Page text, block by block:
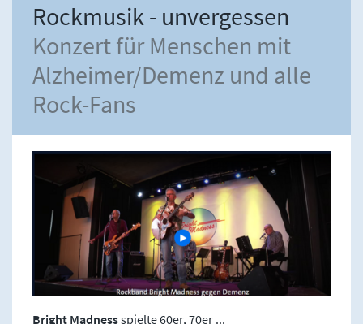
Rockmusik - unvergessen
Konzert für Menschen mit
Alzheimer/Demenz und alle
Rock-Fans
Bright Madnessspielte 60er, 70er ...